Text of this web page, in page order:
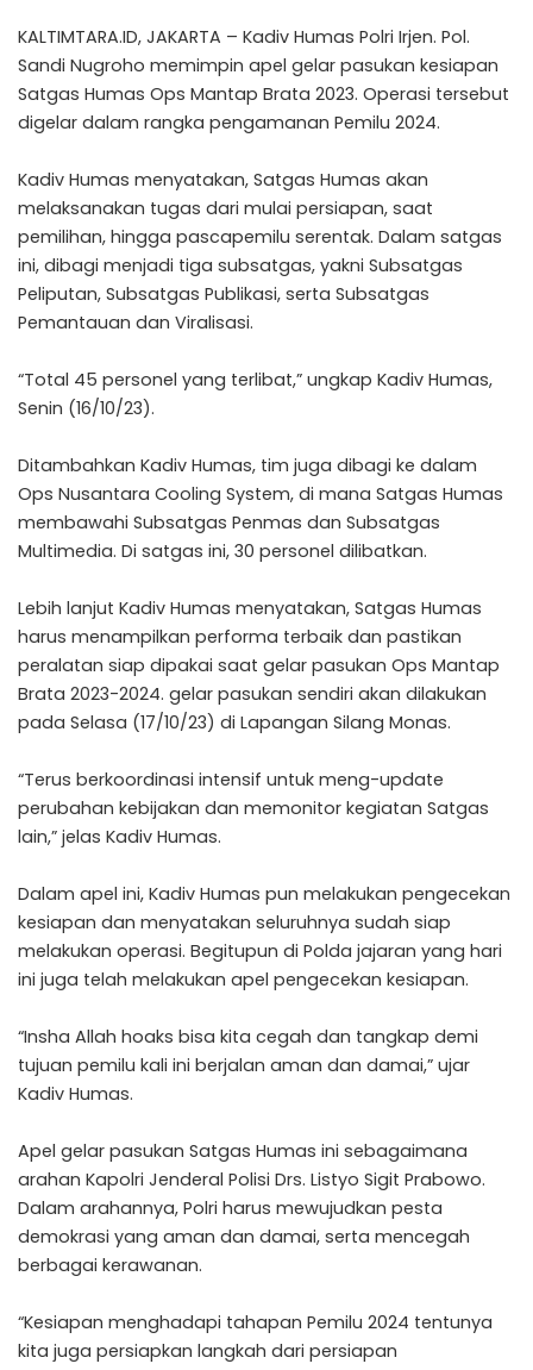
KALTIMTARA.ID, JAKARTA – Kadiv Humas Polri Irjen. Pol.
Sandi Nugroho memimpin apel gelar pasukan kesiapan
Satgas Humas Ops Mantap Brata 2023. Operasi tersebut
digelar dalam rangka pengamanan Pemilu 2024.
Kadiv Humas menyatakan, Satgas Humas akan
melaksanakan tugas dari mulai persiapan, saat
pemilihan, hingga pascapemilu serentak. Dalam satgas
ini, dibagi menjadi tiga subsatgas, yakni Subsatgas
Peliputan, Subsatgas Publikasi, serta Subsatgas
Pemantauan dan Viralisasi.
“Total 45 personel yang terlibat,” ungkap Kadiv Humas,
Senin (16/10/23).
Ditambahkan Kadiv Humas, tim juga dibagi ke dalam
Ops Nusantara Cooling System, di mana Satgas Humas
membawahi Subsatgas Penmas dan Subsatgas
Multimedia. Di satgas ini, 30 personel dilibatkan.
Lebih lanjut Kadiv Humas menyatakan, Satgas Humas
harus menampilkan performa terbaik dan pastikan
peralatan siap dipakai saat gelar pasukan Ops Mantap
Brata 2023-2024. gelar pasukan sendiri akan dilakukan
pada Selasa (17/10/23) di Lapangan Silang Monas.
“Terus berkoordinasi intensif untuk meng-update
perubahan kebijakan dan memonitor kegiatan Satgas
lain,” jelas Kadiv Humas.
Dalam apel ini, Kadiv Humas pun melakukan pengecekan
kesiapan dan menyatakan seluruhnya sudah siap
melakukan operasi. Begitupun di Polda jajaran yang hari
ini juga telah melakukan apel pengecekan kesiapan.
“Insha Allah hoaks bisa kita cegah dan tangkap demi
tujuan pemilu kali ini berjalan aman dan damai,” ujar
Kadiv Humas.
Apel gelar pasukan Satgas Humas ini sebagaimana
arahan Kapolri Jenderal Polisi Drs. Listyo Sigit Prabowo.
Dalam arahannya, Polri harus mewujudkan pesta
demokrasi yang aman dan damai, serta mencegah
berbagai kerawanan.
“Kesiapan menghadapi tahapan Pemilu 2024 tentunya
kita juga persiapkan langkah dari persiapan